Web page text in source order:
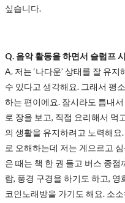
싶습니다.
Q. 음악 활동을 하면서 슬럼프
A. 저는 ‘나다운’ 상태를 잘 유
수 있다고 생각해요. 그래서 평
하는 편이에요. 잠시라도 틈내
로 장을 보고, 직접 요리해서 먹
의 생활을 유지하려고 노력해
로 오해하는데 저는 게으르고
은 때는 책 한 권 들고 버스 종
람, 풍경 구경을 하기도 하고,
코인노래방을 가기도 해요. 소